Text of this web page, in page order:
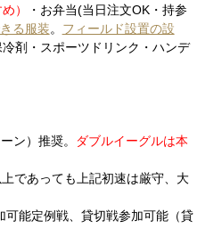
）
・お弁当(当日注文OK・持参
る服装。 フィールド設置の設
剤・スポーツドリンク・ハンデ
ン）推奨。
ダブルイーグルは本
であっても上記初速は厳守、大
可能定例戦、貸切戦参加可能（貸